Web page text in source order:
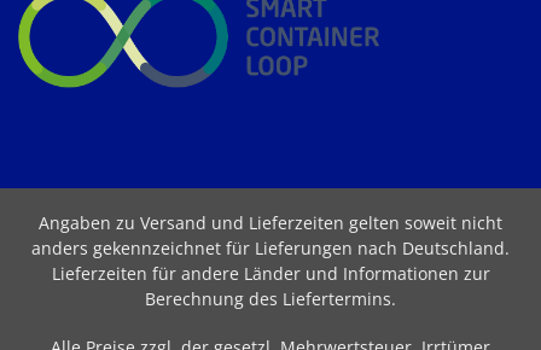
Angaben zu Versand und Lieferzeiten gelten soweit nicht
anders gekennzeichnet für Lieferungen nach Deutschland.
Lieferzeiten für andere Länder und Informationen zur
Berechnung des Liefertermins.